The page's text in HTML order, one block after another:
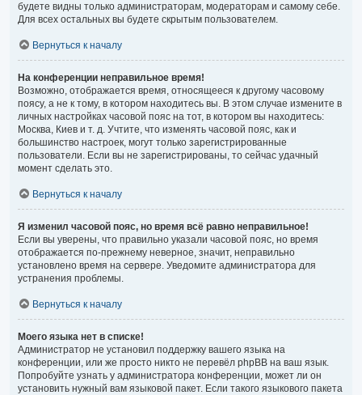
будете видны только администраторам, модераторам и самому себе.
Для всех остальных вы будете скрытым пользователем.
Вернуться к началу
На конференции неправильное время!
Возможно, отображается время, относящееся к другому часовому
поясу, а не к тому, в котором находитесь вы. В этом случае измените в
личных настройках часовой пояс на тот, в котором вы находитесь:
Москва, Киев и т. д. Учтите, что изменять часовой пояс, как и
большинство настроек, могут только зарегистрированные
пользователи. Если вы не зарегистрированы, то сейчас удачный
момент сделать это.
Вернуться к началу
Я изменил часовой пояс, но время всё равно неправильное!
Если вы уверены, что правильно указали часовой пояс, но время
отображается по-прежнему неверное, значит, неправильно
установлено время на сервере. Уведомите администратора для
устранения проблемы.
Вернуться к началу
Моего языка нет в списке!
Администратор не установил поддержку вашего языка на
конференции, или же просто никто не перевёл phpBB на ваш язык.
Попробуйте узнать у администратора конференции, может ли он
установить нужный вам языковой пакет. Если такого языкового пакета